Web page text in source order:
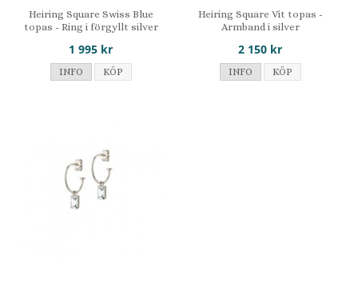
Heiring Square Swiss Blue
topas - Ring i förgyllt silver
1 995 kr
INFO KÖP
Heiring Square Vit topas -
Armband i silver
2 150 kr
INFO KÖP